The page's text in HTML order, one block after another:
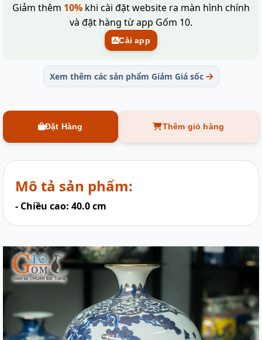
Giảm thêm 10% khi cài đặt website ra màn hình chính
và đặt hàng từ app Gốm 10.
Cài app
Xem thêm các sản phẩm Giảm Giá sốc
Đặt Hàng Thêm giỏ hàng
Mô tả sản phẩm:
- Chiều cao: 40.0 cm